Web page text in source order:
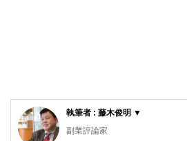
執筆者 : 藤木俊明 ▼
副業評論家